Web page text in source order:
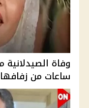
وفاة
ساعات من